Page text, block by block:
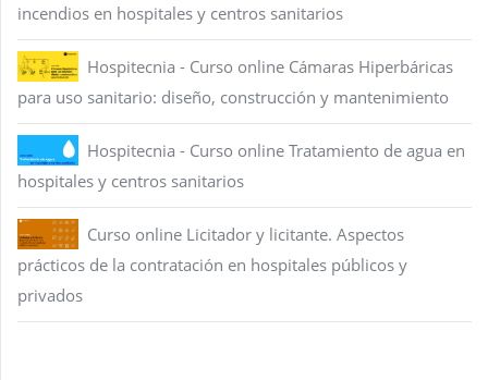
incendios en hospitales y centros sanitarios
Hospitecnia - Curso online Cámaras Hiperbáricas
para uso sanitario: diseño, construcción y mantenimiento
Hospitecnia - Curso online Tratamiento de agua en
hospitales y centros sanitarios
Curso online Licitador y licitante. Aspectos
prácticos de la contratación en hospitales públicos y
privados